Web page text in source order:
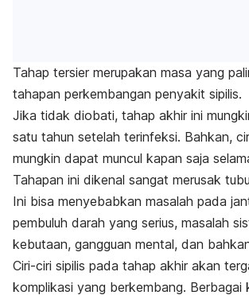
Tahap tersier merupakan masa yang
tahapan perkembangan penyakit sipilis.
Jika tidak diobati, tahap akhir ini
satu tahun setelah terinfeksi. Bahkan,
mungkin dapat muncul kapan saja
Tahapan ini dikenal sangat merusak
Ini bisa menyebabkan masalah pada
pembuluh darah yang serius, masalah
kebutaan, gangguan mental, dan
Ciri-ciri sipilis pada tahap akhir akan
komplikasi yang berkembang. Berbagai